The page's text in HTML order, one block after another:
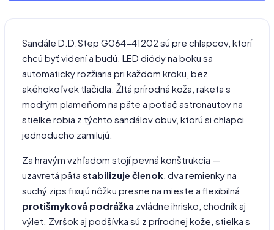
Sandále D.D.Step G064-41202 sú pre chlapcov, ktorí
chcú byť videní a budú. LED diódy na boku sa
automaticky rozžiaria pri každom kroku, bez
akéhokoľvek tlačidla. Žltá prírodná koža, raketa s
modrým plameňom na päte a potlač astronautov na
stielke robia z týchto sandálov obuv, ktorú si chlapci
jednoducho zamilujú.
Za hravým vzhľadom stojí pevná konštrukcia —
uzavretá päta stabilizuje členok , dva remienky na
suchý zips fixujú nôžku presne na mieste a flexibilná
protišmyková podrážka zvládne ihrisko, chodník aj
výlet. Zvršok aj podšívka sú z prírodnej kože, stielka s